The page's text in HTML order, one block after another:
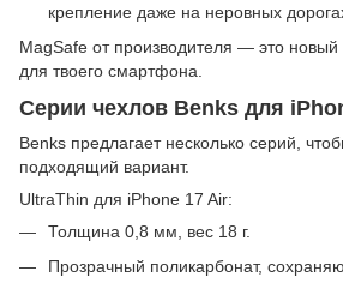
крепление даже на неровных
MagSafe от производителя — это новый
для твоего смартфона.
Серии чехлов Benks для
Benks предлагает несколько серий,
подходящий вариант.
UltraThin для iPhone 17 Air:
Толщина 0,8 мм, вес 18 г.
Прозрачный поликарбонат,